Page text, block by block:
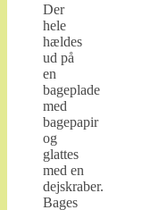
Der
hele
hældes
ud på
en
bageplade
med
bagepapir
og
glattes
med en
dejskraber.
Bages